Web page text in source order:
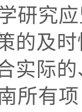
研究
的及
实际
所有